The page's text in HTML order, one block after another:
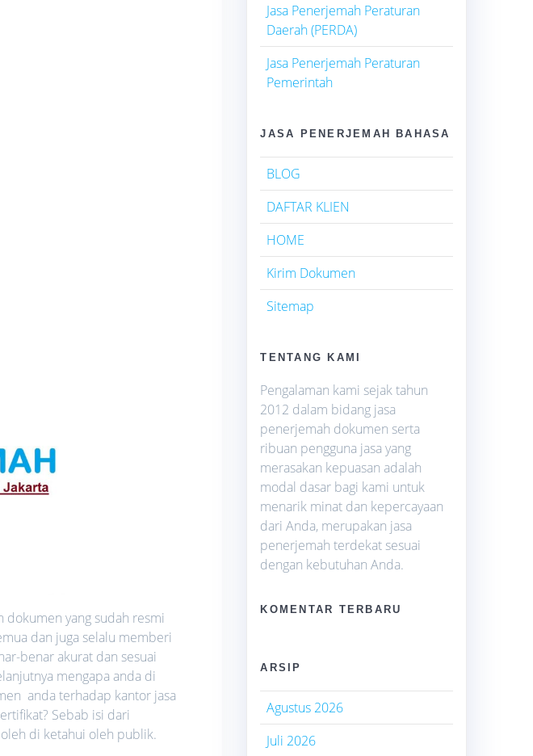
dokumen yang sudah resmi
dan juga selalu memberi
benar akurat dan sesuai
mengapa anda di
anda terhadap kantor jasa
Sebab isi dari
di ketahui oleh publik.
Jasa Penerjemah Peraturan
Daerah (PERDA)
Jasa Penerjemah Peraturan
Pemerintah
JASA PENERJEMAH BAHASA
BLOG
DAFTAR KLIEN
HOME
Kirim Dokumen
Sitemap
TENTANG KAMI
Pengalaman kami sejak tahun
2012 dalam bidang jasa
penerjemah dokumen serta
ribuan pengguna jasa yang
merasakan kepuasan adalah
modal dasar bagi kami untuk
menarik minat dan kepercayaan
dari Anda, merupakan jasa
penerjemah terdekat sesuai
dengan kebutuhan Anda.
KOMENTAR TERBARU
ARSIP
Agustus 2026
Juli 2026